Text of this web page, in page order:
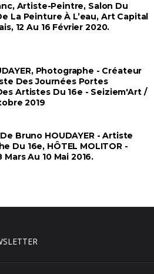
Artiste-Peintre, Salon Du
La Peinture À L’eau, Art Capital
12 Au 16 Février 2020.
Photographe - Créateur
Des Journées Portes
Artistes Du 16e - Seiziem'Art /
2019
Bruno HOUDAYER - Artiste
Du 16e, HÔTEL MOLITOR -
Mars Au 10 Mai 2016.